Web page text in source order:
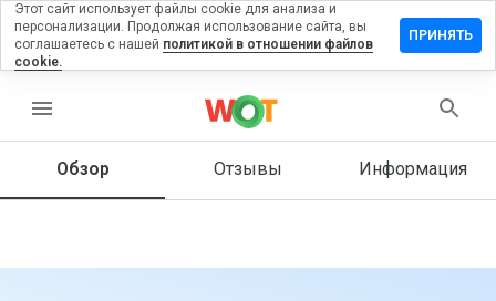
menu
Обзор Отзывы Информация
на
Как бы
этот
Этот сайт использует файлы cookie для анализа и
персонализации. Продолжая использование сайта, вы
соглашаетесь с нашей политикой в отношении файлов
cookie.
ПРИНЯТЬ